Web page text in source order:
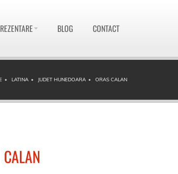
BLOG CONTACT
LATINA JUDET HUNEDOARA ORAS CALAN
CALAN